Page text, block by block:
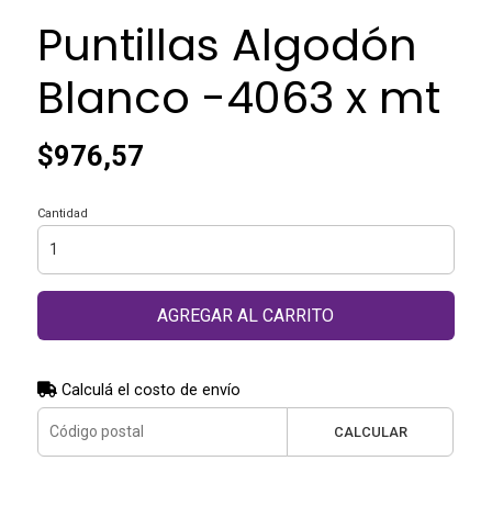
Puntillas Algodón
Blanco -4063 x mt
$976,57
Cantidad
AGREGAR AL CARRITO
Calculá el costo de envío
CALCULAR